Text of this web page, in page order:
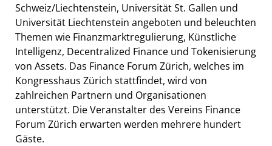
Schweiz/Liechtenstein, Universität St. Gallen und
Universität Liechtenstein angeboten und beleuchten
Themen wie Finanzmarktregulierung, Künstliche
Intelligenz, Decentralized Finance und Tokenisierung
von Assets. Das Finance Forum Zürich, welches im
Kongresshaus Zürich stattfindet, wird von
zahlreichen Partnern und Organisationen
unterstützt. Die Veranstalter des Vereins Finance
Forum Zürich erwarten werden mehrere hundert
Gäste.